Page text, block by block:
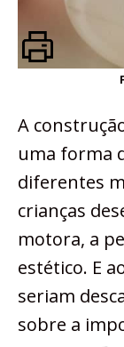
A
uma forma
diferentes
crianças
motora, a
estético. E
seriam
sobre a